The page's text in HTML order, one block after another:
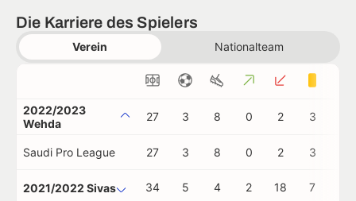
Die Karriere des Spielers
Verein Nationalteam
2022/2023
Wehda
27 3 8 0 2 3
Saudi Pro League 27 3 8 0 2 3
2021/2022 Sivas 34 5 4 2 18 7